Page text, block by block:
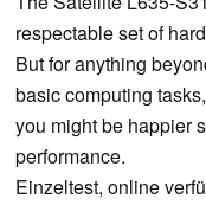
respectable set of
But for anything
basic computing
you might be happier
performance.
Einzeltest, online